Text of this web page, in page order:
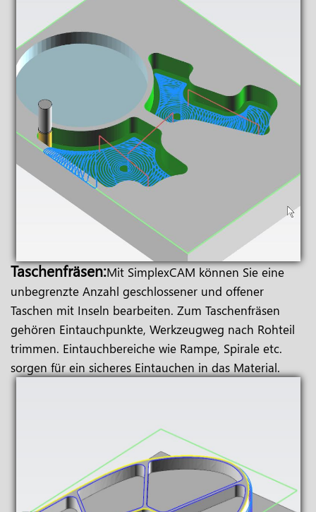
Taschenfräsen:Mit SimplexCAM können Sie eine
unbegrenzte Anzahl geschlossener und offener
Taschen mit Inseln bearbeiten. Zum Taschenfräsen
gehören Eintauchpunkte, Werkzeugweg nach Rohteil
trimmen. Eintauchbereiche wie Rampe, Spirale etc.
sorgen für ein sicheres Eintauchen in das Material.